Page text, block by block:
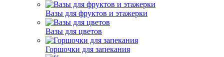
Вазы для фруктов и этажерки
Вазы для цветов
Горшочки для запекания